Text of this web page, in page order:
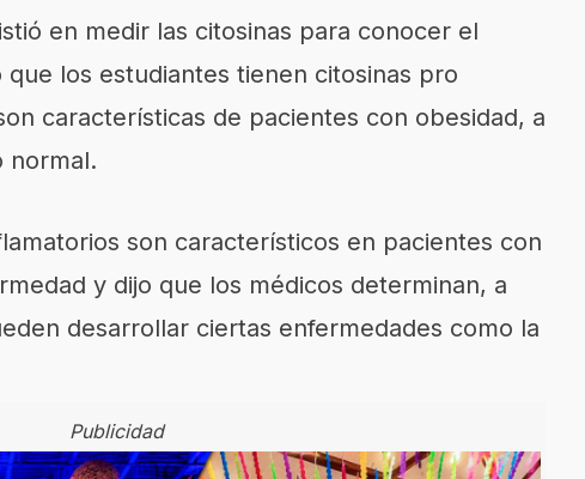
en medir las citosinas para conocer el
los estudiantes tienen citosinas pro
características de pacientes con obesidad, a
normal.
son característicos en pacientes con
y dijo que los médicos determinan, a
desarrollar ciertas enfermedades como la
Publicidad